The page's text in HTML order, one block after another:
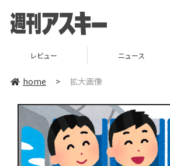
レビュー ニュース
home > 拡大画像